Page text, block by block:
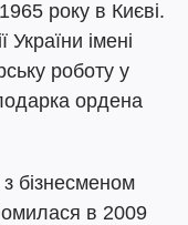
року в Києві.
імені
роботу у
ордена
бізнесменом
в 2009